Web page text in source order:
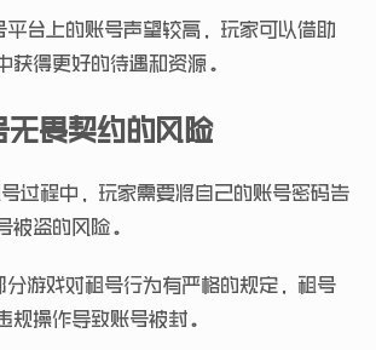
台上的账号声望较高，玩家可以借助
获得更好的待遇和资源。
无畏契约的风险
过程中，玩家需要将自己的账号密码告
被盗的风险。
游戏对租号行为有严格的规定，租号
规操作导致账号被封。